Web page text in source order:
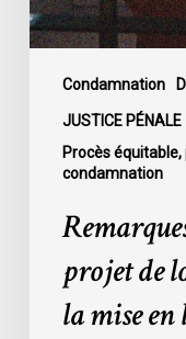
Condamnation
JUSTICE PÉNALE
Procès
condamnation
14
liberté
caution
projet de
la mise